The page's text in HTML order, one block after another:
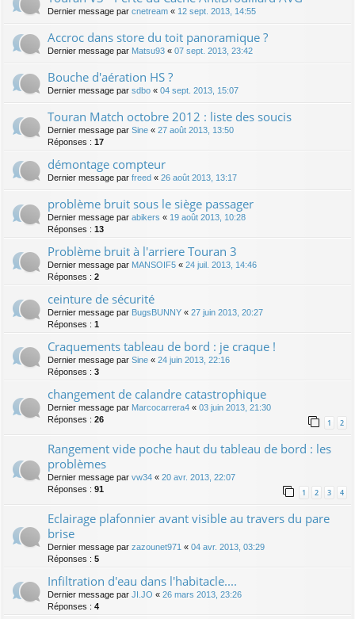
Dernier message par cnetream « 12 sept. 2013, 14:55
Accroc dans store du toit panoramique ?
Dernier message par Matsu93 « 07 sept. 2013, 23:42
Bouche d'aération HS ?
Dernier message par sdbo « 04 sept. 2013, 15:07
Touran Match octobre 2012 : liste des soucis
Dernier message par Sine « 27 août 2013, 13:50
Réponses : 17
démontage compteur
Dernier message par freed « 26 août 2013, 13:17
problème bruit sous le siège passager
Dernier message par abikers « 19 août 2013, 10:28
Réponses : 13
Problème bruit à l'arriere Touran 3
Dernier message par MANSOIF5 « 24 juil. 2013, 14:46
Réponses : 2
ceinture de sécurité
Dernier message par BugsBUNNY « 27 juin 2013, 20:27
Réponses : 1
Craquements tableau de bord : je craque !
Dernier message par Sine « 24 juin 2013, 22:16
Réponses : 3
changement de calandre catastrophique
Dernier message par Marcocarrera4 « 03 juin 2013, 21:30
Réponses : 26 1 2
Rangement vide poche haut du tableau de bord : les
problèmes
Dernier message par vw34 « 20 avr. 2013, 22:07
Réponses : 91 1 2 3 4
Eclairage plafonnier avant visible au travers du pare
brise
Dernier message par zazounet971 « 04 avr. 2013, 03:29
Réponses : 5
Infiltration d'eau dans l'habitacle....
Dernier message par JI.JO « 26 mars 2013, 23:26
Réponses : 4